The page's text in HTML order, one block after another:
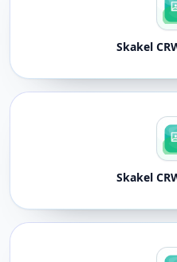
Skakel
Skakel